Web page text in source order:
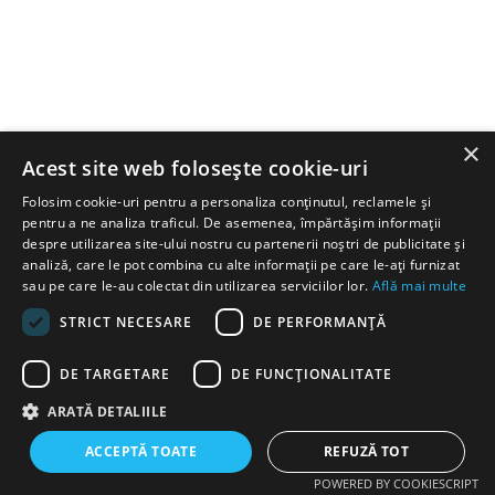
2015-2026«Albero»® . Toate drepturile rezervate.
Politica de Confidențialitate
×
Acest site web folosește cookie-uri
Folosim cookie-uri pentru a personaliza conținutul, reclamele și
pentru a ne analiza traficul. De asemenea, împărtășim informații
despre utilizarea site-ului nostru cu partenerii noștri de publicitate și
analiză, care le pot combina cu alte informații pe care le-ați furnizat
sau pe care le-au colectat din utilizarea serviciilor lor. Află mai multe
STRICT NECESARE
DE PERFORMANȚĂ
DE TARGETARE DE FUNCŢIONALITATE
ARATĂ DETALIILE
ACCEPTĂ TOATE REFUZĂ TOT
POWERED BY COOKIESCRIPT